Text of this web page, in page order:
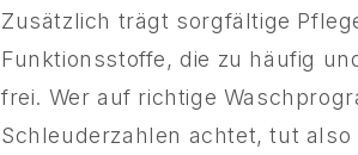
Zusätzlich trägt sorgfältige
Funktionsstoffe, die zu häufig
frei. Wer auf richtige
Schleuderzahlen achtet, tut